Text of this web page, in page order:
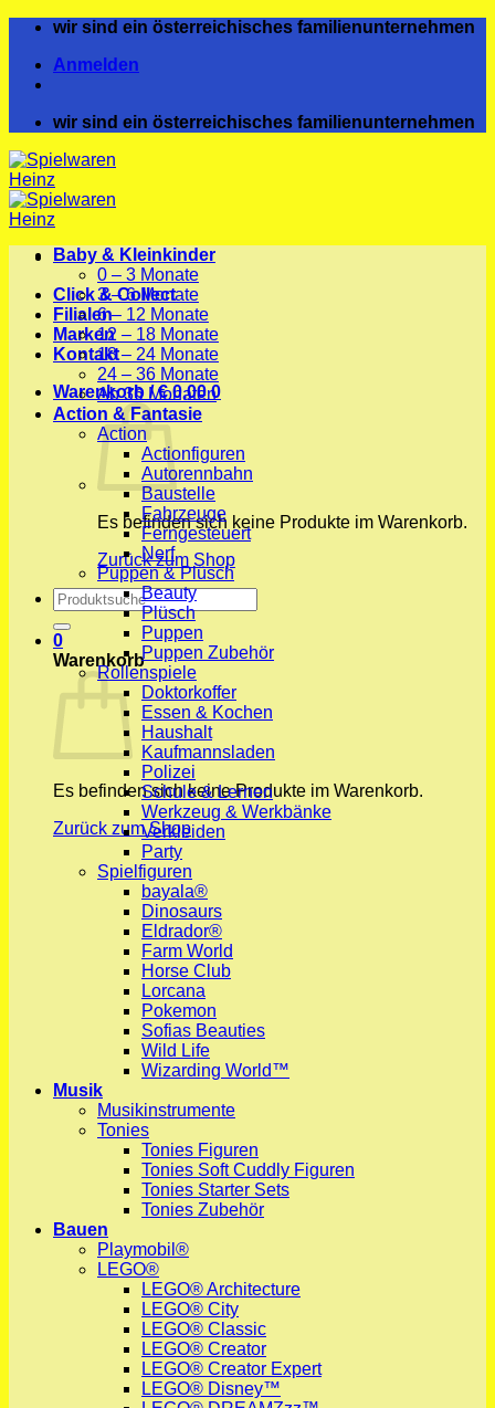
Zum
springen
wir sind ein österreichisches familienunternehmen
Anmelden
wir sind ein österreichisches familienunternehmen
Click & Collect
Filialen
Marken
Kontakt
Warenkorb /€0,00 0
Es befinden sich keine Produkte im Warenkorb.
Zurück zum Shop
Suchen
nach:
0
Warenkorb
Es befinden sich keine Produkte im Warenkorb.
Zurück zum Shop
Baby & Kleinkinder
0 – 3 Monate
3 – 6 Monate
6 – 12 Monate
12 – 18 Monate
18 – 24 Monate
24 – 36 Monate
Ab 36 Monaten
Action & Fantasie
Action
Actionfiguren
Autorennbahn
Baustelle
Fahrzeuge
Ferngesteuert
Nerf
Puppen & Plüsch
Beauty
Plüsch
Puppen
Puppen Zubehör
Rollenspiele
Doktorkoffer
Essen & Kochen
Haushalt
Kaufmannsladen
Polizei
Schule & Lernen
Werkzeug & Werkbänke
Verkleiden
Party
Spielfiguren
bayala®
Dinosaurs
Eldrador®
Farm World
Horse Club
Lorcana
Pokemon
Sofias Beauties
Wild Life
Wizarding World™
Musik
Musikinstrumente
Tonies
Tonies Figuren
Tonies Soft Cuddly Figuren
Tonies Starter Sets
Tonies Zubehör
Bauen
Playmobil®
LEGO®
LEGO® Architecture
LEGO® City
LEGO® Classic
LEGO® Creator
LEGO® Creator Expert
LEGO® Disney™